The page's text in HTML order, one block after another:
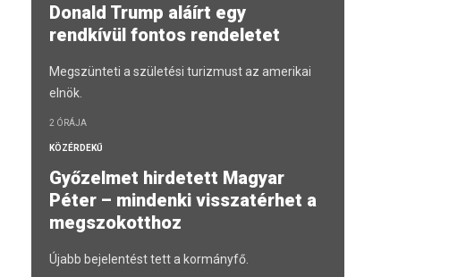
Donald Trump aláírt egy
rendkívül fontos rendeletet
Megszünteti a születési turizmust az amerikai
elnök.
2 ÓRÁJA
KÖZÉRDEKŰ
Győzelmet hirdetett Magyar
Péter – mindenki visszatérhet a
megszokotthoz
Újabb bejelentést tett a kormányfő.